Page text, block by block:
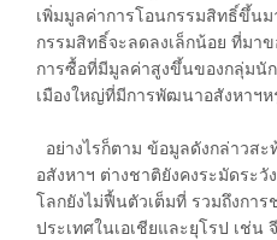
เพิ่มมูลค่าการโอนกรรมสิทธิ์ขึ้น
กรรมสิทธิ์จะลดลงเล็กน้อย ที่มา
การซื้อที่มีมูลค่าสูงขึ้นของกลุ่มนั
เมืองใหญ่ที่มีการพัฒนาอสังหาฯห
อย่างไรก็ตาม ข้อมูลดังกล่าวส
อสังหาฯ ต่างชาติยังคงระมัดระวั
โลกยังไม่ฟื้นตัวเต็มที่ รวมถึงกา
ประเทศในเอเชียและยุโรป เช่